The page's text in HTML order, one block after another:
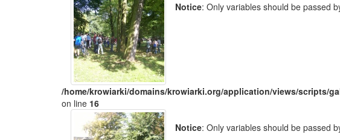
Notice: Only variables should be passed
/home/krowiarki/domains/krowiarki.org/application/views/scripts/
on line 16
Notice: Only variables should be passed